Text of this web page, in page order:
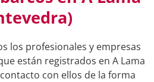
los profesionales y empresas
están registrados en A Lama
con ellos de la forma